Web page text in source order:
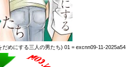
めにする三人の男たち) 01 = excnn09-11-2025a54